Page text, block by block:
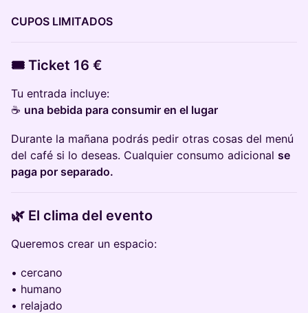
CUPOS LIMITADOS
🎟 Ticket 16 €
Tu entrada incluye:
☕ una bebida para consumir en el lugar
Durante la mañana podrás pedir otras cosas del menú
del café si lo deseas. Cualquier consumo adicional se
paga por separado.
🌿 El clima del evento
Queremos crear un espacio:
• cercano
• humano
• relajado